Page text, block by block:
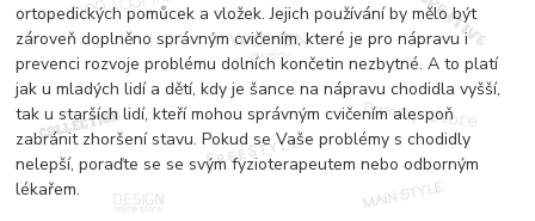
ortopedických pomůcek a vložek. Jejich používání by mělo být
zároveň doplněno správným cvičením, které je pro nápravu i
prevenci rozvoje problému dolních končetin nezbytné. A to platí
jak u mladých lidí a dětí, kdy je šance na nápravu chodidla vyšší,
tak u starších lidí, kteří mohou správným cvičením alespoň
zabránit zhoršení stavu. Pokud se Vaše problémy s chodidly
nelepší, poraďte se se svým fyzioterapeutem nebo odborným
lékařem.